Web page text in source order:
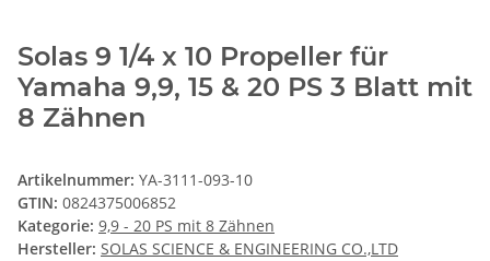
Solas 9 1/4 x 10 Propeller für
Yamaha 9,9, 15 & 20 PS 3 Blatt mit
8 Zähnen
Artikelnummer: YA-3111-093-10
GTIN: 0824375006852
Kategorie: 9,9 - 20 PS mit 8 Zähnen
Hersteller: SOLAS SCIENCE & ENGINEERING CO.,LTD